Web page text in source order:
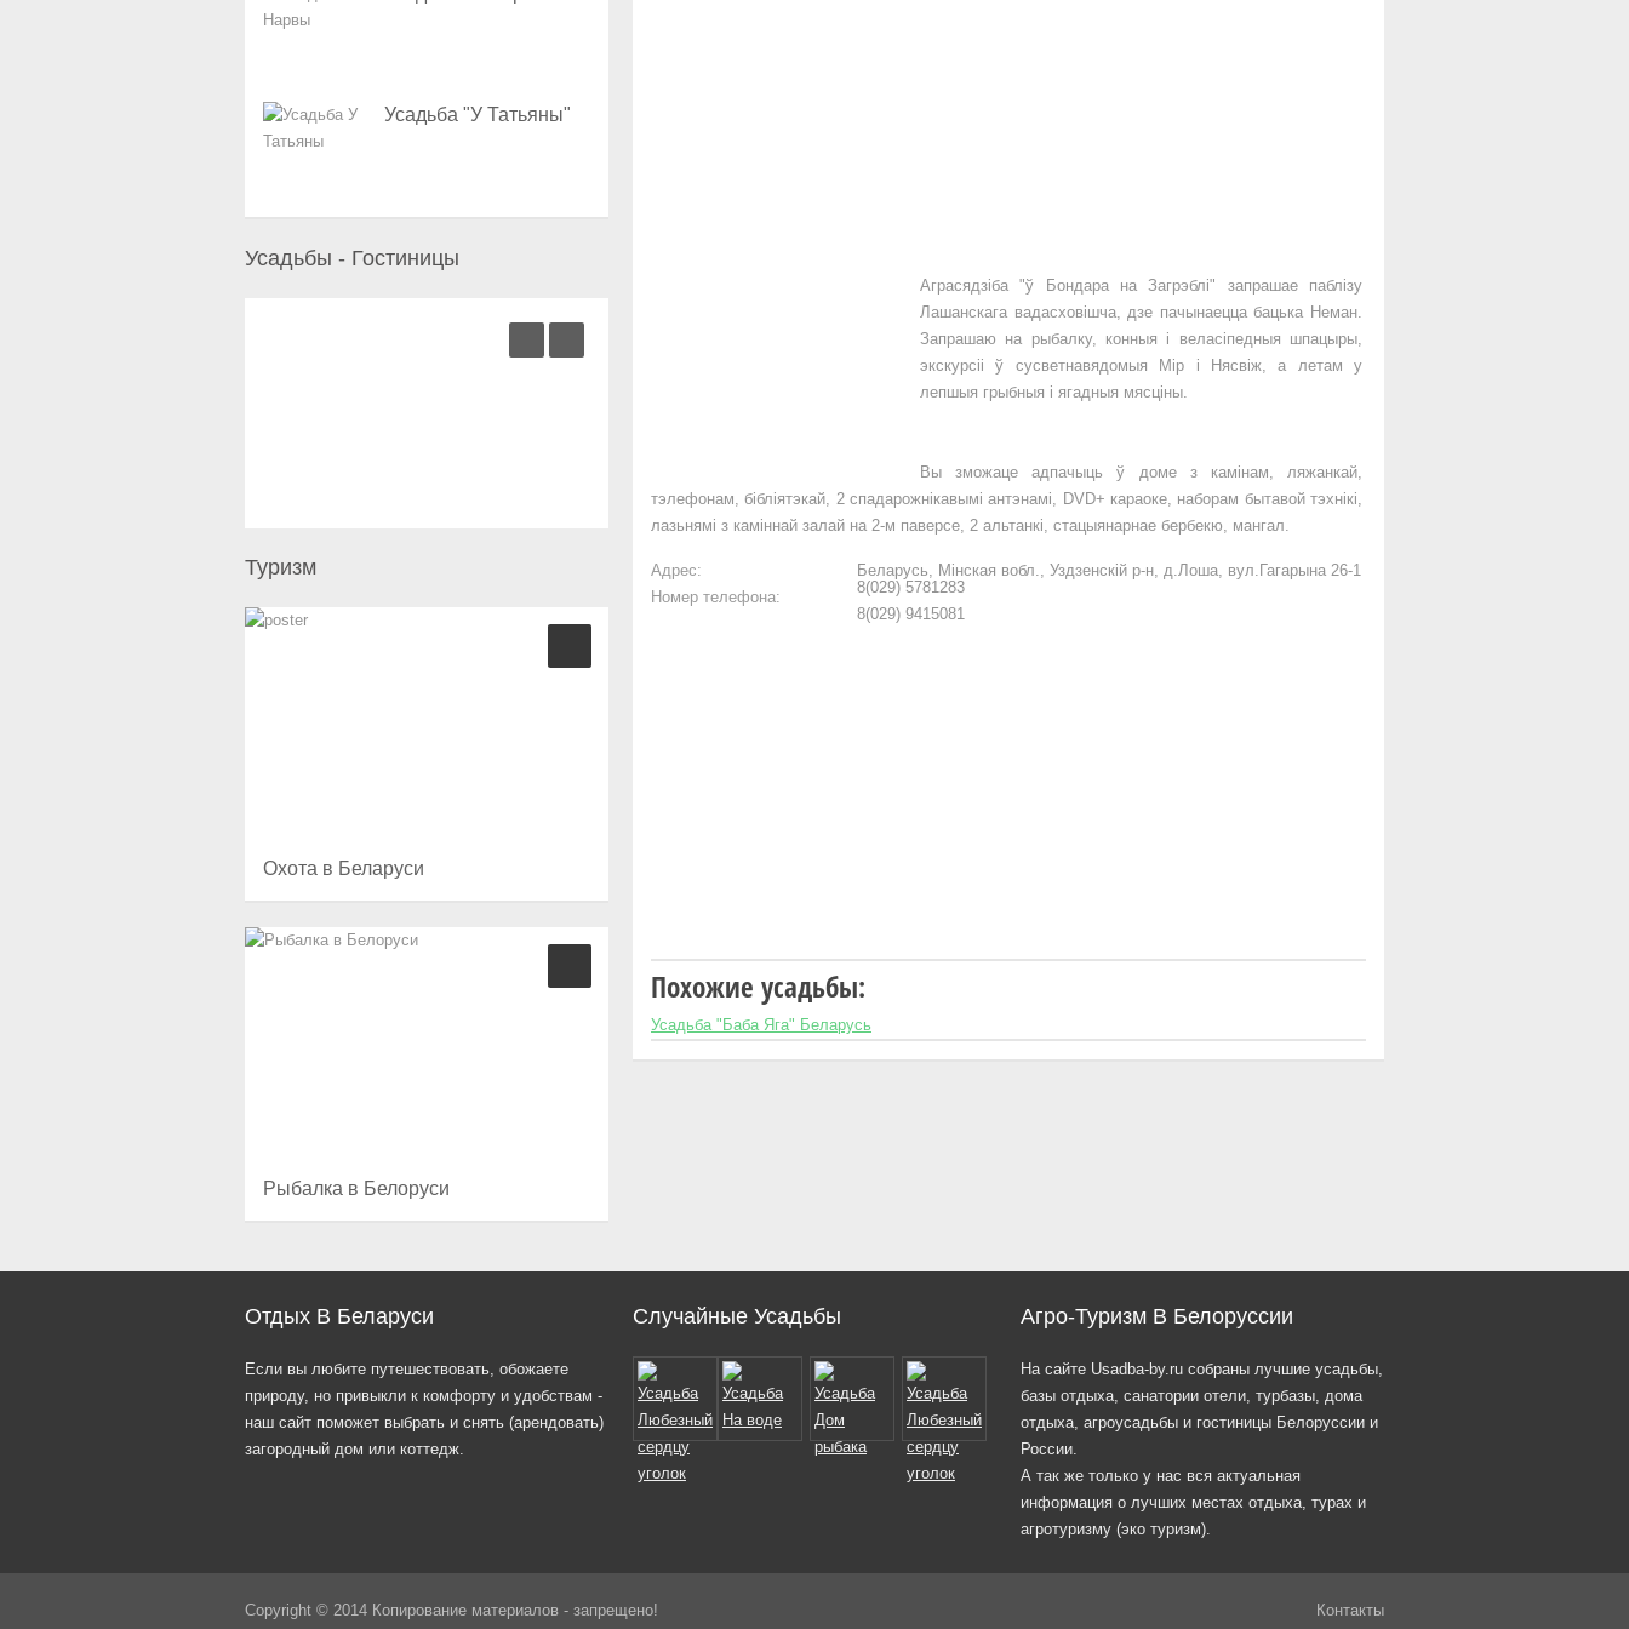
Аграсядзіба "ў Бондара на Загрэблі" запрашае паблізу
Лашанскага вадасховішча, дзе пачынаецца бацька Неман.
Запрашаю на рыбалку, конныя і веласіпедныя шпацыры,
экскурсіі ў сусветнавядомыя Мір і Нясвіж, а летам у
лепшыя грыбныя і ягадныя мясціны.
Вы зможаце адпачыць ў доме з камінам, ляжанкай,
тэлефонам, бібліятэкай, 2 спадарожнікавымі антэнамі, DVD+ караоке, наборам бытавой тэхнікі,
лазьнямі з каміннай залай на 2-м паверсе, 2 альтанкі, стацыянарнае бербекю, мангал.
Адрес:
Беларусь, Мінская вобл., Уздзенскій р-н, д.Лоша, вул.Гагарына 26-1
Номер телефона:
8(029) 5781283
8(029) 9415081
Похожие усадьбы:
Усадьба "Баба Яга" Беларусь
Усадьба "У Татьяны"
Усадьбы - Гостиницы
Туризм
Охота в Беларуси
Рыбалка в Белоруси
Отдых В Беларуси
Если вы любите путешествовать, обожаете
природу, но привыкли к комфорту и удобствам -
наш сайт поможет выбрать и снять (арендовать)
загородный дом или коттедж.
Случайные Усадьбы Агро-Туризм В Белоруссии
На сайте Usadba-by.ru собраны лучшие усадьбы,
базы отдыха, санатории отели, турбазы, дома
отдыха, агроусадьбы и гостиницы Белоруссии и
России.
А так же только у нас вся актуальная
информация о лучших местах отдыха, турах и
агротуризму (эко туризм).
Copyright © 2014 Копирование материалов - запрещено! Контакты